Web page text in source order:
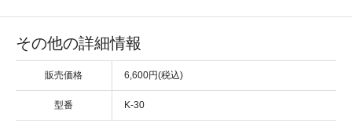
その他の詳細情報
販売価格 6,600円(税込)
型番 K-30